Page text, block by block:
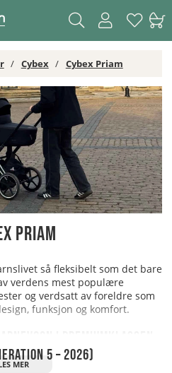
Cybex Cybex Priam
Priam
så fleksibelt som det bare
verdens mest populære
og verdsatt av foreldre som
funksjon og komfort.
5 – 2026)